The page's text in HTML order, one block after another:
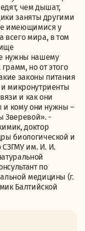
чем дышат,
заняты другими
имеющимися у
всего мира, в том
нужны нашему
но от этого
законы питания
микронутриенты
и как они
и кому они нужны –
Зверевой». -
доктор
биологической и
СЗГМУ им. И. И.
по
медицины (г.
Балтийской